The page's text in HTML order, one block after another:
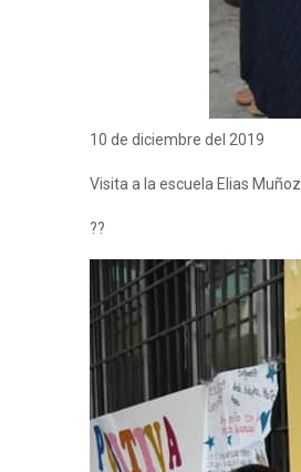
10 de diciembre del 2019
Visita a la escuela Elias
??